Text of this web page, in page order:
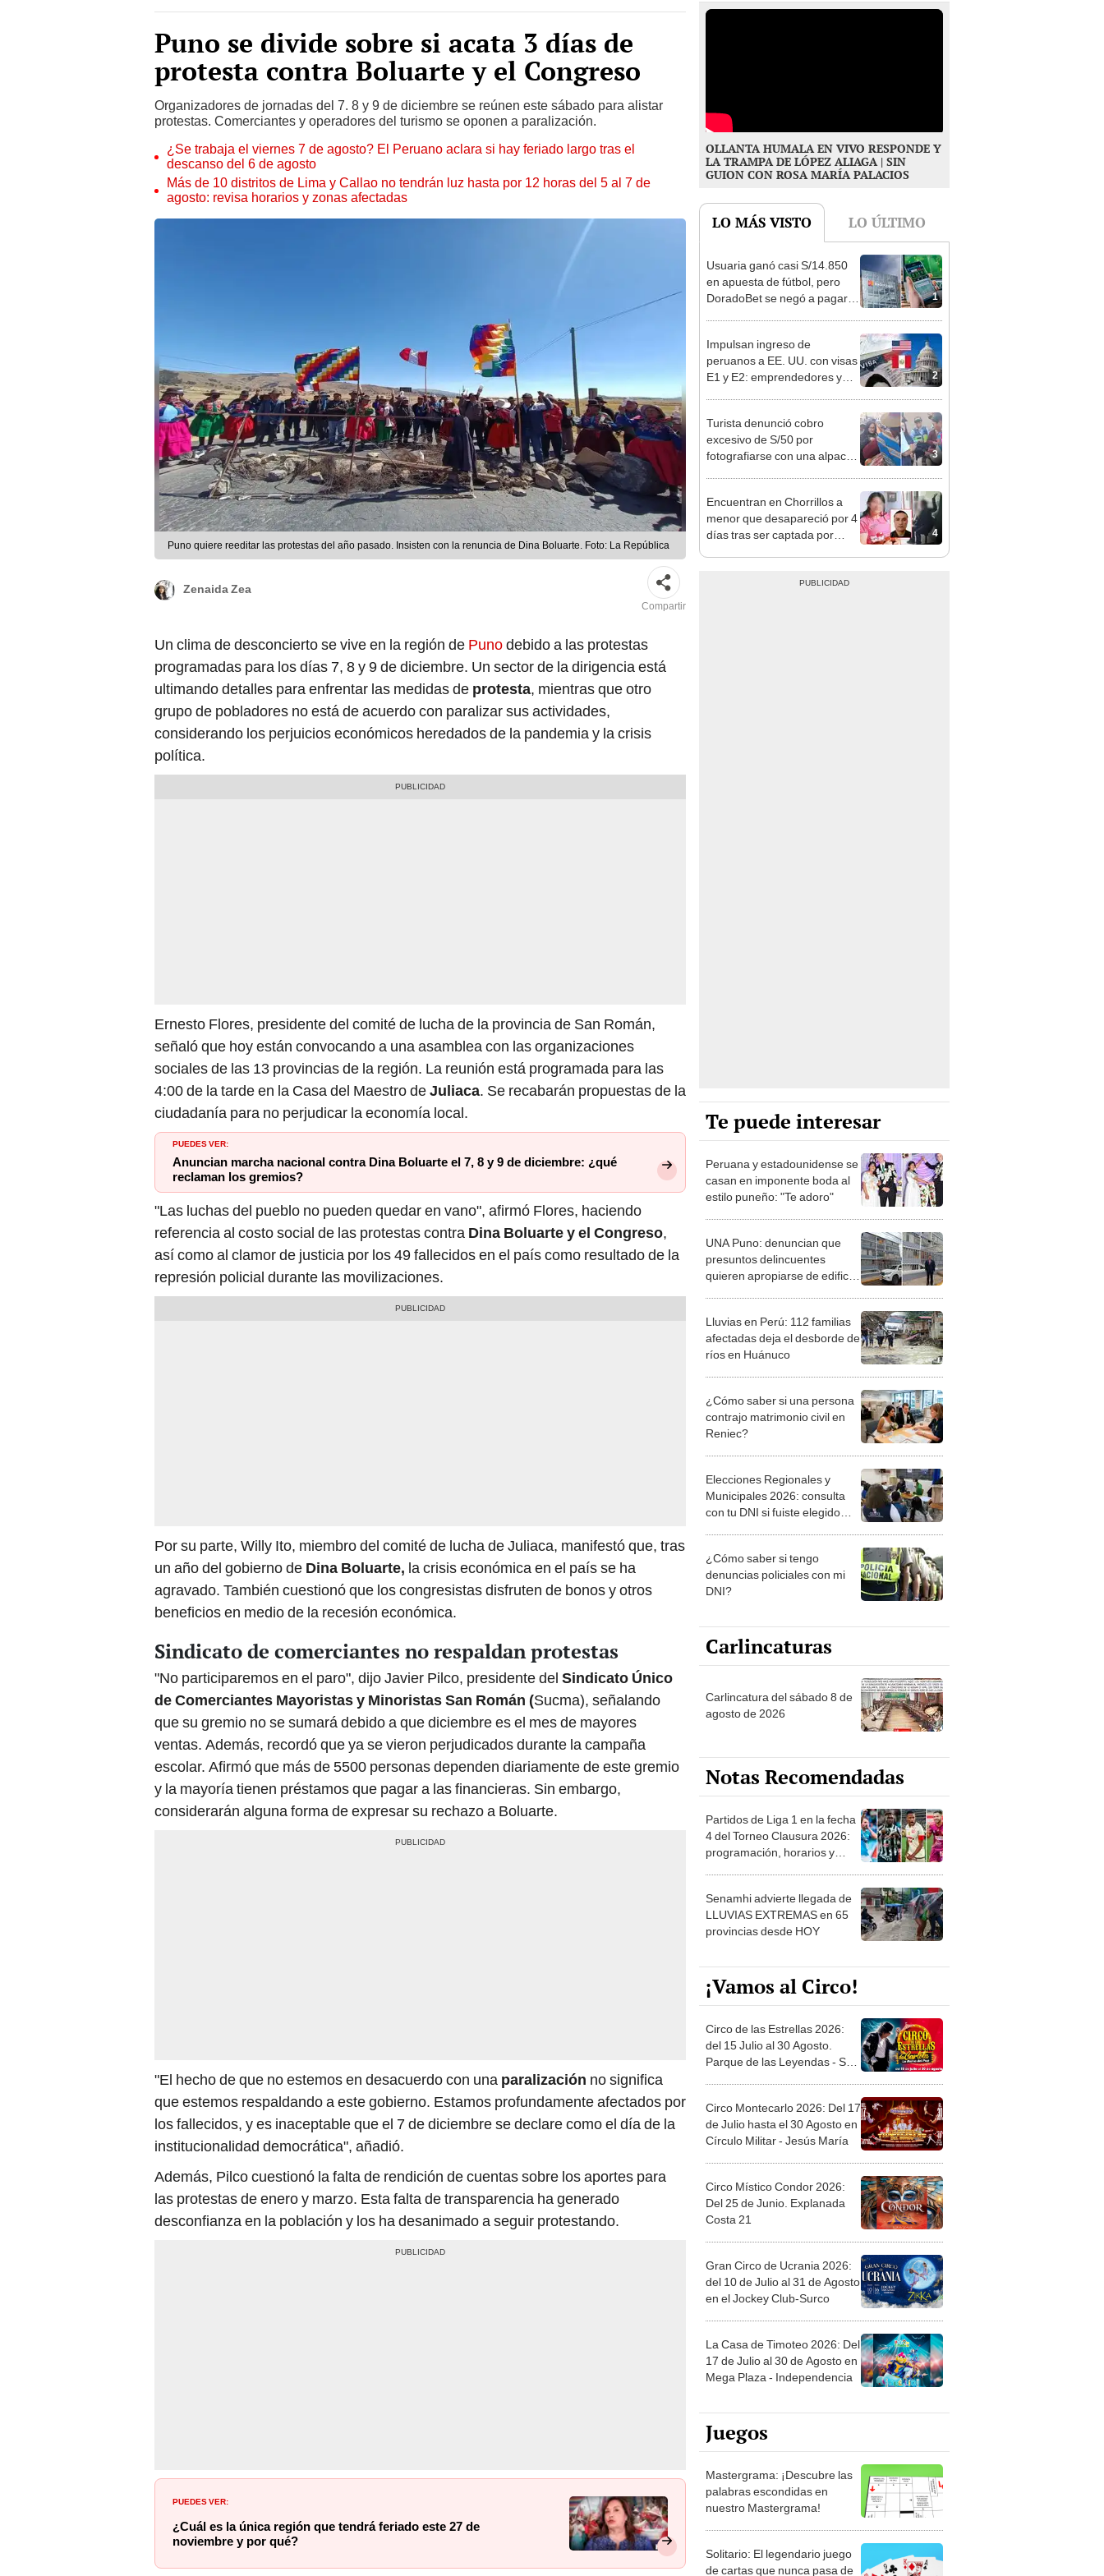
Puno se divide sobre si acata 3 días de
protesta contra Boluarte y el Congreso
Organizadores de jornadas del 7. 8 y 9 de diciembre se reúnen este sábado para alistar
protestas. Comerciantes y operadores del turismo se oponen a paralización.
¿Se trabaja el viernes 7 de agosto? El Peruano aclara si hay feriado largo tras el
descanso del 6 de agosto
Más de 10 distritos de Lima y Callao no tendrán luz hasta por 12 horas del 5 al 7 de
agosto: revisa horarios y zonas afectadas
Puno quiere reeditar las protestas del año pasado. Insisten con la renuncia de Dina Boluarte. Foto: La República
Compartir
programadas para los días 7, 8 y 9 de diciembre. Un sector de la dirigencia está
ultimando detalles para enfrentar las medidas de protesta, mientras que otro
grupo de pobladores no está de acuerdo con paralizar sus actividades,
considerando los perjuicios económicos heredados de la pandemia y la crisis
política.
señaló que hoy están convocando a una asamblea con las organizaciones
sociales de las 13 provincias de la región. La reunión está programada para las
4:00 de la tarde en la Casa del Maestro deJuliaca. Se recabarán propuestas de la
ciudadanía para no perjudicar la economía local.
Anuncian marcha nacional contra Dina Boluarte el 7, 8 y 9 de diciembre: ¿qué
reclaman los gremios?
"Las luchas del pueblo no pueden quedar en vano", afirmó Flores, haciendo
referencia al costo social de las protestas contraDina Boluarte y el Congreso
así como al clamor de justicia por los 49 fallecidos en el país como resultado de la
represión policial durante las movilizaciones.
un año del gobierno deDina Boluarte,la crisis económica en el país se ha
agravado. También cuestionó que los congresistas disfruten de bonos y otros
beneficios en medio de la recesión económica.
"No participaremos en el paro", dijo Javier Pilco, presidente delSindicato Único
de Comerciantes Mayoristas y Minoristas San Román (Sucma), señalando
que su gremio no se sumará debido a que diciembre es el mes de mayores
ventas. Además, recordó que ya se vieron perjudicados durante la campaña
escolar. Afirmó que más de 5500 personas dependen diariamente de este gremio
y la mayoría tienen préstamos que pagar a las financieras. Sin embargo,
considerarán alguna forma de expresar su rechazo a Boluarte.
que estemos respaldando a este gobierno. Estamos profundamente afectados por
los fallecidos, y es inaceptable que el 7 de diciembre se declare como el día de la
institucionalidad democrática", añadió.
las protestas de enero y marzo. Esta falta de transparencia ha generado
desconfianza en la población y los ha desanimado a seguir protestando.
PUEDES VER:
¿Cuál es la única región que tendrá feriado este 27 de
noviembre y por qué?
OLLANTA HUMALA EN VIVO RESPONDE Y
LA TRAMPA DE LÓPEZ ALIAGA | SIN
GUION CON ROSA MARÍA PALACIOS
LO MÁS VISTO
1
en apuesta de fútbol, pero
DoradoBet se negó a pagar:
Indecopi multó a la empresa
2
peruanos a EE. UU. con visas
E1 y E2: emprendedores y
pymes serían los más
3
excesivo de S/50 por
fotografiarse con una alpaca
en Cusco: serenazgo
4
menor que desapareció por 4
días tras ser captada por
sujeto que conoció en Roblox:
Te puede interesar
casan en imponente boda al
estilo puneño: "Te adoro"
presuntos delincuentes
quieren apropiarse de edificio
que costó S/27 millones
afectadas deja el desborde de
ríos en Huánuco
contrajo matrimonio civil en
Reniec?
Municipales 2026: consulta
con tu DNI si fuiste elegido
miembro de mesa para este 4
denuncias policiales con mi
DNI?
Carlincaturas
agosto de 2026
Notas Recomendadas
4 del Torneo Clausura 2026:
programación, horarios y
dónde ver
LLUVIAS EXTREMAS en 65
provincias desde HOY
¡Vamos al Circo!
del 15 Julio al 30 Agosto.
Parque de las Leyendas - San
Miguel
de Julio hasta el 30 Agosto en
Círculo Militar - Jesús María
Del 25 de Junio. Explanada
Costa 21
del 10 de Julio al 31 de Agosto
en el Jockey Club-Surco
17 de Julio al 30 de Agosto en
Mega Plaza - Independencia
Juegos
palabras escondidas en
nuestro Mastergrama!
de cartas que nunca pasa de
moda. Organiza el mazo y